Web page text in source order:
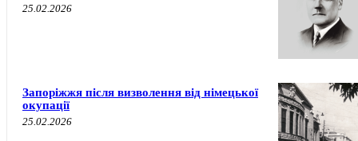
25.02.2026
Запоріжжя після визволення від німецької
окупації
25.02.2026